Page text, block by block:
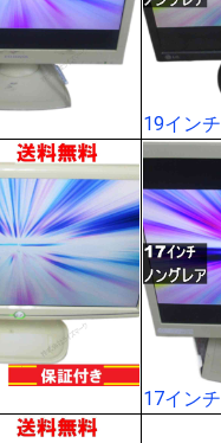
19インチ
17インチ